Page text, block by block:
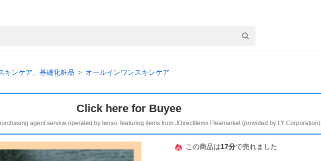
キンケア、基礎化粧品 オールインワンスキンケア
Click here for Buyee
agent service operated by tenso, featuring items from JDirectItems Fleamarket (provided by LY Corporation)
この商品は17分で売れました